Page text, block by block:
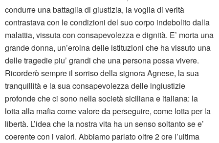
condurre una battaglia di giustizia, la voglia di verità
contrastava con le condizioni del suo corpo indebolito dalla
malattia, vissuta con consapevolezza e dignità. E’ morta una
grande donna, un’eroina delle istituzioni che ha vissuto una
delle tragedie piu’ grandi che una persona possa vivere.
Ricorderò sempre il sorriso della signora Agnese, la sua
tranquillità e la sua consapevolezza delle ingiustizie
profonde che ci sono nella società siciliana e italiana: la
lotta alla mafia come valore da perseguire, come lotta per la
libertà. L’idea che la nostra vita ha un senso soltanto se e’
coerente con i valori. Abbiamo parlato oltre 2 ore l’ultima